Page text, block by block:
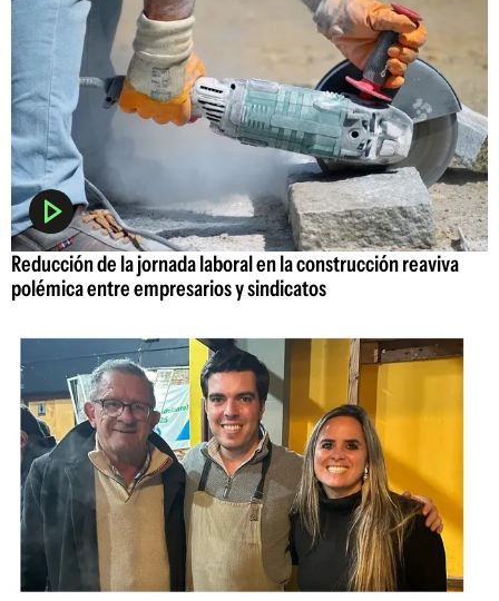
Reducción de la jornada laboral en la construcción reaviva
polémica entre empresarios y sindicatos